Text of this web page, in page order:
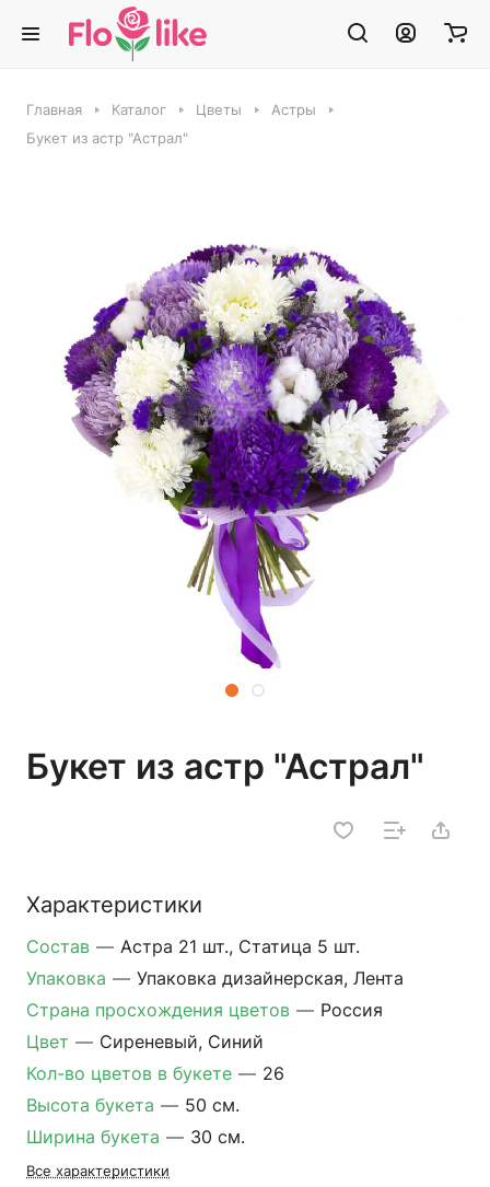
Главная Каталог Цветы
Астры
Букет из астр "Астрал"
Букет из астр "Астрал"
Характеристики
Состав — Астра 21 шт., Статица 5 шт.
Упаковка — Упаковка дизайнерская, Лента
Страна просхождения цветов — Россия
Цвет — Сиреневый, Синий
Кол-во цветов в букете — 26
Высота букета — 50 см.
Ширина букета — 30 см.
Все характеристики